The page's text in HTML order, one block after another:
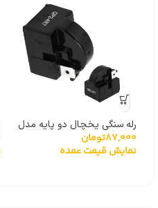
رله سنگی یخچال دو پایه مدل
نیم‌دایره
87,000تومان
نمایش قیمت عمده